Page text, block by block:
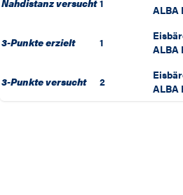
Nahdistanz versucht 1
ALBA
3-Punkte erzielt 1
ALBA
3-Punkte versucht 2
ALBA